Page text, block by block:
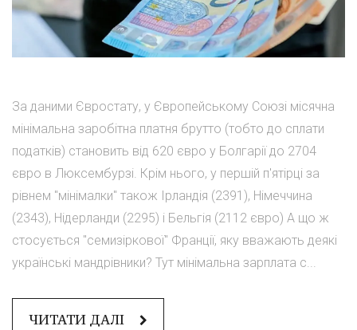
За даними Євростату, у Європейському Союзі місячна
мінімальна заробітна платня брутто (тобто до сплати
податків) становить від 620 євро у Болгарії до 2704
євро в Люксембурзі. Крім нього, у першій п'ятірці за
рівнем "мінімалки" також Ірландія (2391), Німеччина
(2343), Нідерланди (2295) і Бельгія (2112 євро) А що ж
стосується "семизіркової" Франції, яку вважають деякі
українські мандрівники? Тут мінімальна зарплата с...
ЧИТАТИ ДАЛІ